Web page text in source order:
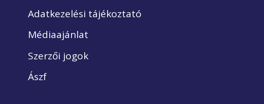
Adatkezelési tájékoztató
Médiaajánlat
Szerzői jogok
Ászf